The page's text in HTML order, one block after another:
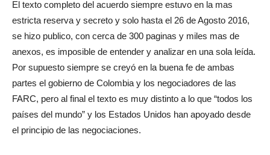
El texto completo del acuerdo siempre estuvo en la mas
estricta reserva y secreto y solo hasta el 26 de Agosto 2016,
se hizo publico, con cerca de 300 paginas y miles mas de
anexos, es imposible de entender y analizar en una sola leída.
Por supuesto siempre se creyó en la buena fe de ambas
partes el gobierno de Colombia y los negociadores de las
FARC, pero al final el texto es muy distinto a lo que “todos los
países del mundo” y los Estados Unidos han apoyado desde
el principio de las negociaciones.